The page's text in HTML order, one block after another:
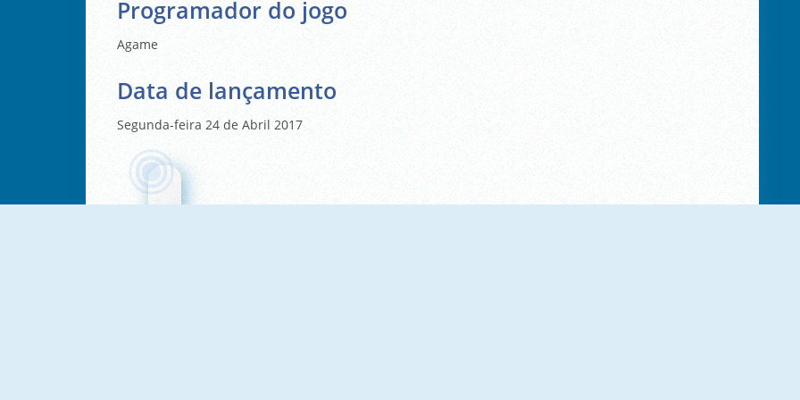
Programador do jogo
Agame
Data de lançamento
Segunda-feira 24 de Abril 2017